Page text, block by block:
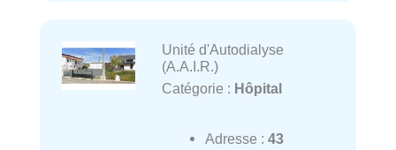
Unité d'Autodialyse
(A.A.I.R.)
Catégorie : Hôpital
Adresse : 43